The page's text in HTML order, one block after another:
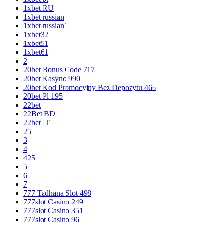
1xbet RU
1xbet russian
1xbet russian1
1xbet32
1xbet51
1xbet61
2
20bet Bonus Code 717
20bet Kasyno 990
20bet Kod Promocyjny Bez Depozytu 466
20bet Pl 195
22bet
22Bet BD
22bet IT
25
3
4
425
5
6
7
777 Tadhana Slot 498
777slot Casino 249
777slot Casino 351
777slot Casino 96